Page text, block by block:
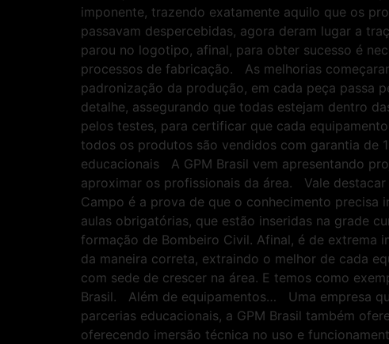
imponente, trazendo exatamente aquilo que os
passavam despercebidas, agora deram lugar a
parou no logotipo, afinal, para obter sucesso é
processos de fabricação. As melhorias
padronização da produção, em cada peça passa
detalhe, assegurando que todas estejam dentro
pelos testes, para certificar que cada
todos os produtos são vendidos com garantia de
educacionais A GPM Brasil vem apresentando
aproximar os profissionais da área. Vale
Campo é a prova de que o conhecimento
aulas obrigatórias, que estão inseridas na grade
formação de Bombeiro Civil. Afinal, é de extrema
da maneira correta, extraindo o melhor de cada
com sede de crescer na área. E temos como
Brasil. Além de equipamentos… Uma empresa
parcerias educacionais, a GPM Brasil também
oferecendo imersão técnica no uso e